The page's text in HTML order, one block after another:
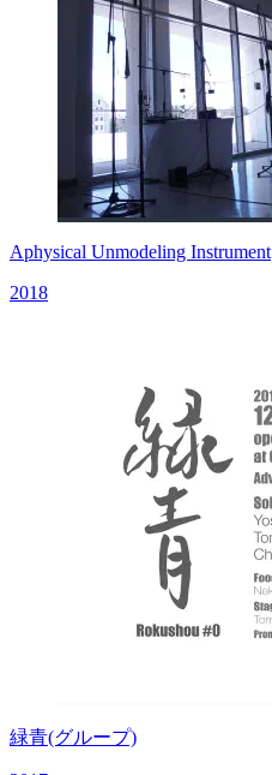
Aphysical Unmodeling Instrument
2018
緑青(グループ)